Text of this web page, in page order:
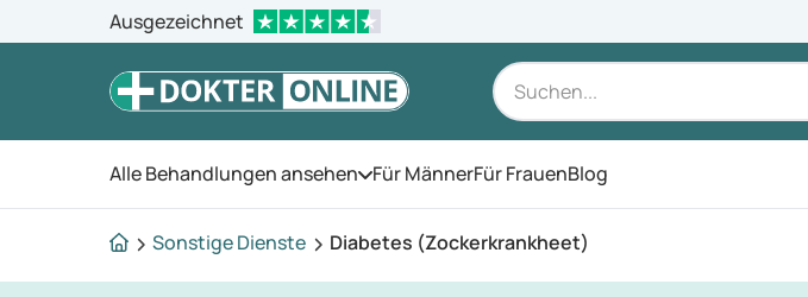
Ausgezeichnet
Alle Behandlungen ansehen Öffnen Sie das Menü
Für MännerFür FrauenBlog
Sonstige Dienste Diabetes (Zockerkrankheet)